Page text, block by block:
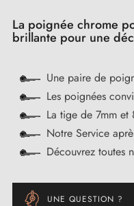
La poignée chrome
brillante pour une
Une paire de
Les poignées
La tige de 7mm et
Notre Service
Découvrez toutes
UNE QUESTION ?